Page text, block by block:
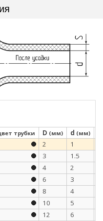
трубки D (мм) d (мм)
2 1
3 1.5
4 2
6 3
8 4
10 5
12 6